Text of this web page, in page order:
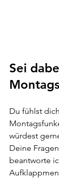
Sei
Du fühlst
würdest
Deine
beantworte